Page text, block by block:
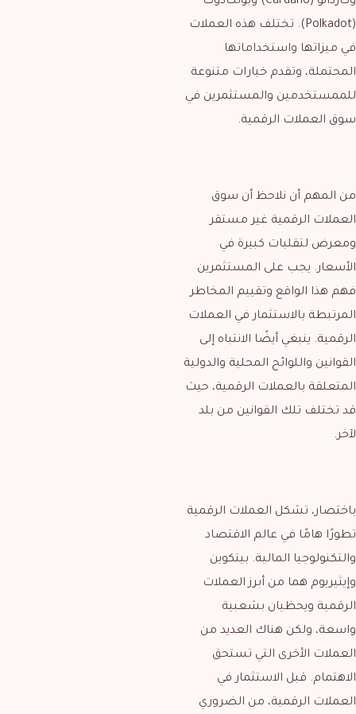
(Polkadot). تختلف هذه العملات
في ميزاتها واستخداماتها
المحتملة، وتقدم خيارات متنوعة
للممستخدمين والمستثمرين في
سوق العملات الرقمية.
من المهم أن نلاحظ أن سوق
العملات الرقمية غير مستقر
ومعرض لتقلبات كبيرة في
الأسعار. يجب على المستثمرين
فهم هذا الواقع وتقييم المخاطر
المرتبطة بالاستثمار في العملات
الرقمية. ينبغي أيضًا الانتباه إلى
القوانين واللوائح المحلية والدولية
المتعلقة بالعملات الرقمية، حيث
قد تختلف تلك القوانين من بلد
لآخر.
باختصار، تشكل العملات الرقمية
تطورًا هامًا في عالم الاقتصاد
والتكنولوجيا المالية. بيتكوين
وإيثيريوم هما من أبرز العملات
الرقمية ويحظيان بشعبية
واسعة، ولكن هناك العديد من
العملات الأخرى التي تستحق
الاهتمام. قبل الاستثمار في
العملات الرقمية، من الضروري